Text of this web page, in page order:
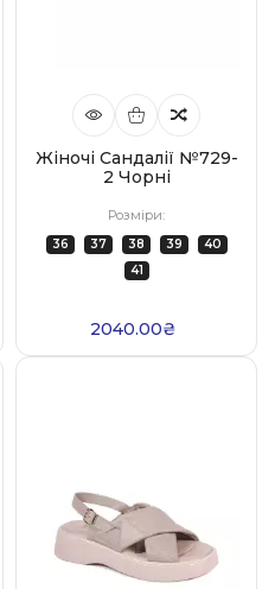
Жіночі Сандалії №729-
2 Чорні
Розміри:
36 37 38 39
40
41
2040.00₴